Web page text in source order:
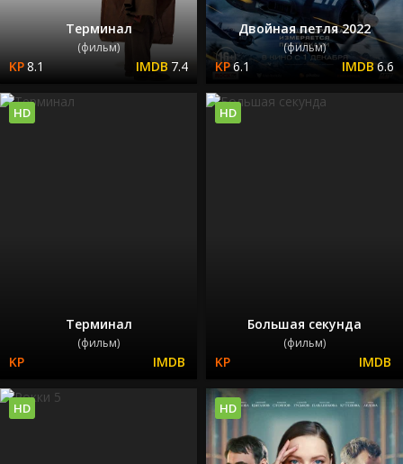
Терминал
(фильм)
8.1 7.4
Двойная петля 2022
(фильм)
6.1 6.6
Терминал
(фильм)
HD
Большая секунда
(фильм)
HD
HD HD